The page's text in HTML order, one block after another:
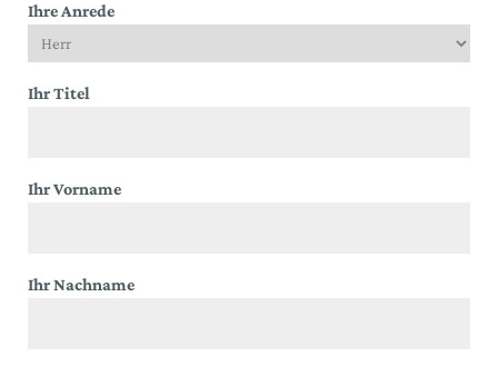
Ihre Anrede
Ihr Titel
Ihr Vorname
Ihr Nachname